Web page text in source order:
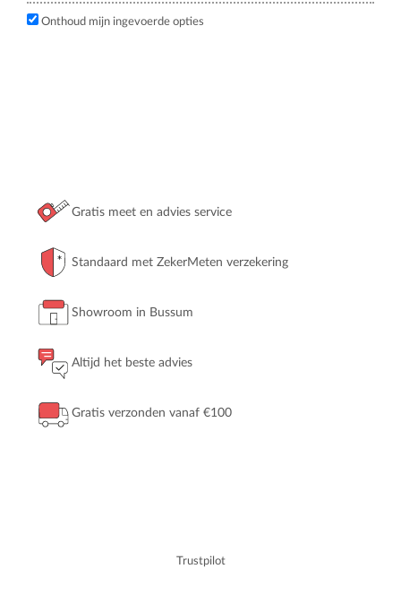
Onthoud mijn ingevoerde opties
Gratis meet en advies service
Standaard met ZekerMeten verzekering
Showroom in Bussum
Altijd het beste advies
Gratis verzonden vanaf €100
Trustpilot